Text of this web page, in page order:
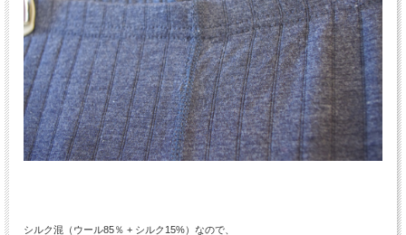
シルク混（ウール85％ + シルク15%）なので、